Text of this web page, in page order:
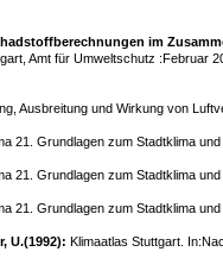
im
Amt für Umweltschutz :Februar
Ausbreitung und Wirkung von
21. Grundlagen zum Stadtklima
21. Grundlagen zum Stadtklima
21. Grundlagen zum Stadtklima
U.(1992): Klimaatlas Stuttgart.